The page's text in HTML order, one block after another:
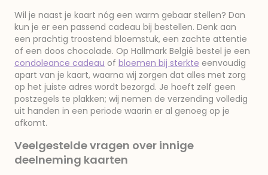
Wil je naast je kaart nóg een warm gebaar stellen? Dan
kun je er een passend cadeau bij bestellen. Denk aan
een prachtig troostend bloemstuk, een zachte attentie
of een doos chocolade. Op Hallmark België bestel je een
condoleance cadeau of bloemen bij sterkte eenvoudig
apart van je kaart, waarna wij zorgen dat alles met zorg
op het juiste adres wordt bezorgd. Je hoeft zelf geen
postzegels te plakken; wij nemen de verzending volledig
uit handen in een periode waarin er al genoeg op je
afkomt.
Veelgestelde vragen over innige
deelneming kaarten